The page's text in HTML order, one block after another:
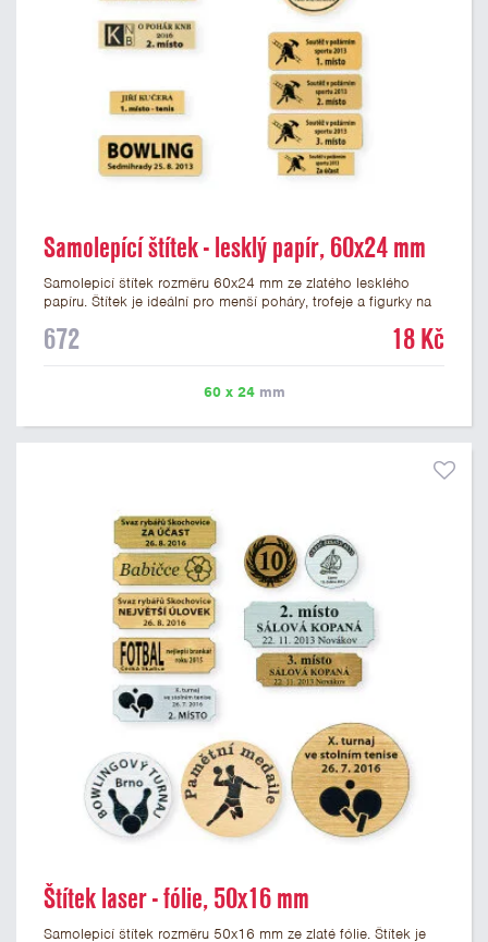
Samolepící štítek - lesklý papír, 60x24 mm
Samolepicí štítek rozměru 60x24 mm ze zlatého lesklého
papíru. Štítek je ideální pro menší poháry, trofeje a figurky na
libovolné logo nebo text. Potisk štítku je zahrnut v ceně. U
výrobu štítku je možné přiložit v prvním kroku objednávky.
672 18 Kč
60 x 24mm
Štítek laser - fólie, 50x16 mm
Samolepicí štítek rozměru 50x16 mm ze zlaté fólie. Štítek je